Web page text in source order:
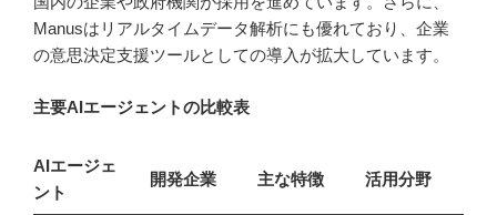
Manusはリアルタイムデータ解析にも優れており、企業
の意思決定支援ツールとしての導入が拡大しています。
主要AIエージェントの比較表
AIエージェ
ント
開発企業 主な特徴 活用分野